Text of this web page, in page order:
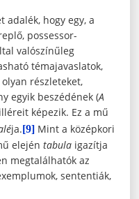
adalék, hogy egy, a
possessor-
valószínűleg
témajavaslatok,
részleteket,
egyik beszédének (A
képezik. Ez a mű
ja.[9]Mint a középkori
elején tabulaigazítja
megtalálhatók az
sententiák,